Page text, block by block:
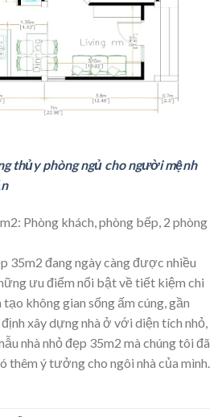
thủy phòng ngủ cho người mệnh
Phòng khách, phòng bếp, 2 phòng
35m2 đang ngày càng được nhiều
ưu điểm nổi bật về tiết kiệm chi
không gian sống ấm cúng, gần
xây dựng nhà ở với diện tích nhỏ,
nhà nhỏ đẹp 35m2 mà chúng tôi đã
thêm ý tưởng cho ngôi nhà của mình.